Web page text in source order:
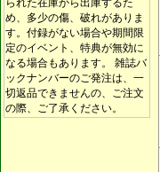
られた在庫から出庫するた
め、多少の傷、破れがありま
す。付録がない場合や期間限
定のイベント、特典が無効に
なる場合もあります。 雑誌バ
ックナンバーのご発注は、一
切返品できませんの、ご注文
の際、ご了承ください。